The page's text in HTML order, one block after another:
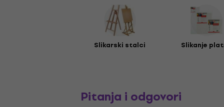
Slikarski stalci Slikanje
Pitanja i odgovori